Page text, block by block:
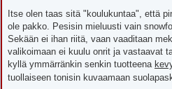
Itse olen taas sitä "koulukuntaa", että
ole pakko. Pesisin mieluusti vain
Sekään ei ihan riitä, vaan vaaditaan
valikoimaan ei kuulu onrit ja vastaavat
kyllä ymmärränkin senkin tuotteena
tuollaiseen tonisin kuvaamaan